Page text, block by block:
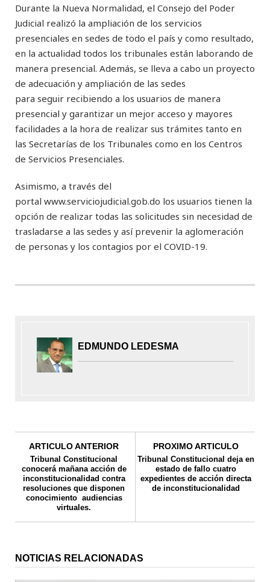
Durante la Nueva Normalidad, el Consejo del Poder
Judicial realizó la ampliación de los servicios
presenciales en sedes de todo el país y como resultado,
en la actualidad todos los tribunales están laborando de
manera presencial. Además, se lleva a cabo un proyecto
de adecuación y ampliación de las sedes
para seguir recibiendo a los usuarios de manera
presencial y garantizar un mejor acceso y mayores
facilidades a la hora de realizar sus trámites tanto en
las Secretarías de los Tribunales como en los Centros
de Servicios Presenciales.
Asimismo, a través del
portal www.serviciojudicial.gob.do los usuarios tienen la
opción de realizar todas las solicitudes sin necesidad de
trasladarse a las sedes y así prevenir la aglomeración
de personas y los contagios por el COVID-19.
EDMUNDO LEDESMA
ARTICULO ANTERIOR
Tribunal Constitucional
conocerá mañana acción de
inconstitucionalidad contra
resoluciones que disponen
conocimiento audiencias
virtuales.
PROXIMO ARTICULO
Tribunal Constitucional deja en
estado de fallo cuatro
expedientes de acción directa
de inconstitucionalidad
NOTICIAS RELACIONADAS